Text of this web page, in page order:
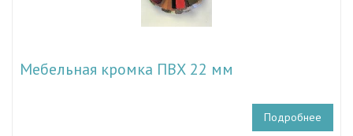
Мебельная кромка ПВХ 22 мм
Подробнее